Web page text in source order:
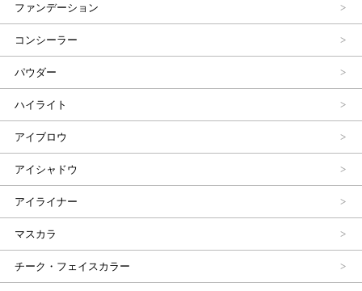
ファンデーション
コンシーラー
パウダー
ハイライト
アイブロウ
アイシャドウ
アイライナー
マスカラ
チーク・フェイスカラー